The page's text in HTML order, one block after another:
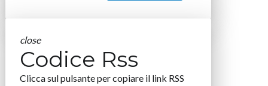
close
Codice Rss
Clicca sul pulsante per copiare il link RSS